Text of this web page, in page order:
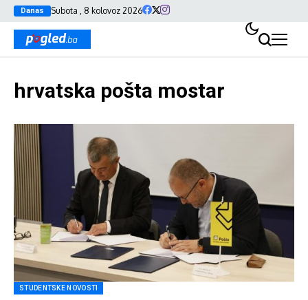
Danas Subota , 8 kolovoz 2026
hrvatska pošta mostar
STUDENTSKE NOVOSTI